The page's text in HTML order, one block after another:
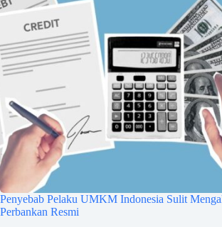
Penyebab Pelaku UMKM Indonesia Sulit
Perbankan Resmi